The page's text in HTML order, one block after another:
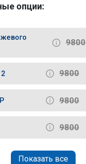
опции:
9800
9800
9800
9800
Показать все